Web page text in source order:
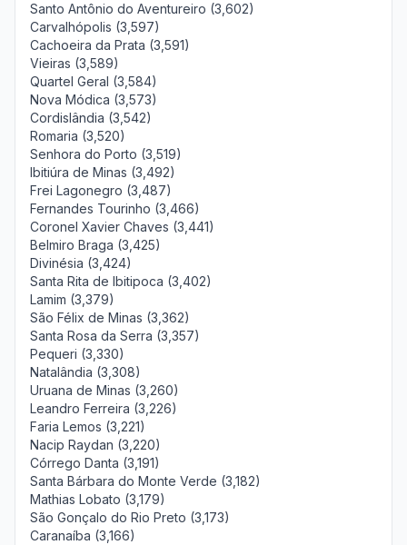
Santo Antônio do Aventureiro (3,602)
Carvalhópolis (3,597)
Cachoeira da Prata (3,591)
Vieiras (3,589)
Quartel Geral (3,584)
Nova Módica (3,573)
Cordislândia (3,542)
Romaria (3,520)
Senhora do Porto (3,519)
Ibitiúra de Minas (3,492)
Frei Lagonegro (3,487)
Fernandes Tourinho (3,466)
Coronel Xavier Chaves (3,441)
Belmiro Braga (3,425)
Divinésia (3,424)
Santa Rita de Ibitipoca (3,402)
Lamim (3,379)
São Félix de Minas (3,362)
Santa Rosa da Serra (3,357)
Pequeri (3,330)
Natalândia (3,308)
Uruana de Minas (3,260)
Leandro Ferreira (3,226)
Faria Lemos (3,221)
Nacip Raydan (3,220)
Córrego Danta (3,191)
Santa Bárbara do Monte Verde (3,182)
Mathias Lobato (3,179)
São Gonçalo do Rio Preto (3,173)
Caranaíba (3,166)